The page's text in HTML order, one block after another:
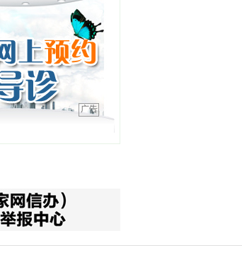
：苏家屯分中心站长
：主任医师
单位：沈阳急救中心
情】
明
情】
广告